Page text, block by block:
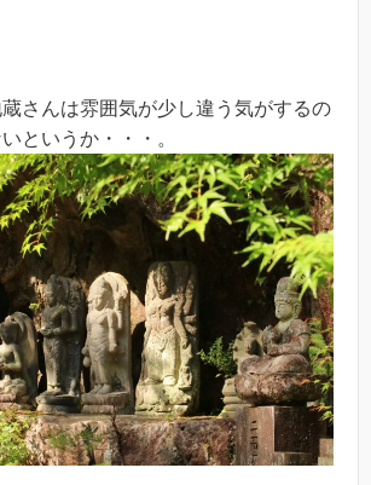
さんは雰囲気が少し違う気がするの
というか・・・。